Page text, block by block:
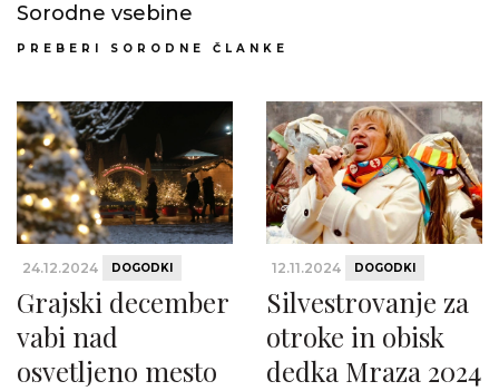
Sorodne vsebine
PREBERI SORODNE ČLANKE
24.12.2024 DOGODKI
Grajski december
vabi nad
osvetljeno mesto
12.11.2024 DOGODKI
Silvestrovanje za
otroke in obisk
dedka Mraza 2024